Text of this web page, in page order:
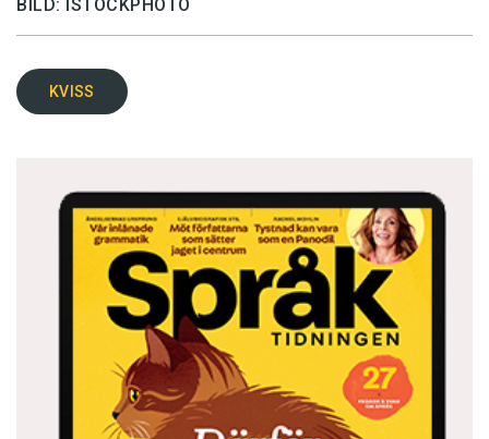
BILD: ISTOCKPHOTO
KVISS